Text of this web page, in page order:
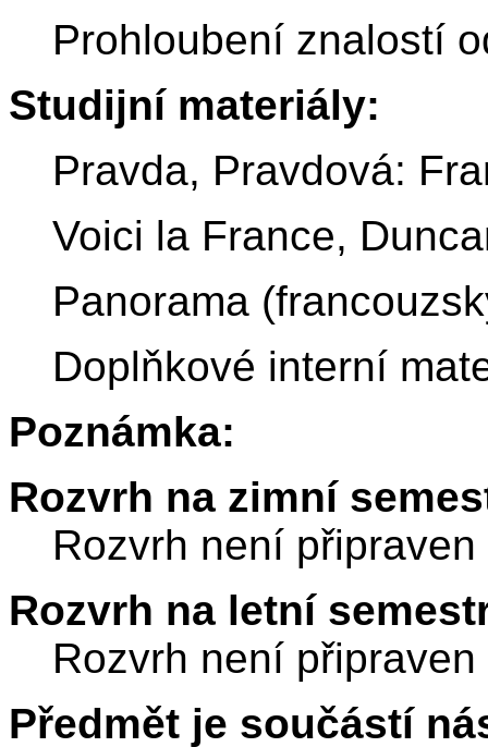
Prohloubení znalostí
Studijní materiály:
Pravda, Pravdová:
Voici la France,
Panorama
Doplňkové interní
Poznámka:
Rozvrh na zimní
Rozvrh není připraven
Rozvrh na letní
Rozvrh není připraven
Předmět je součástí